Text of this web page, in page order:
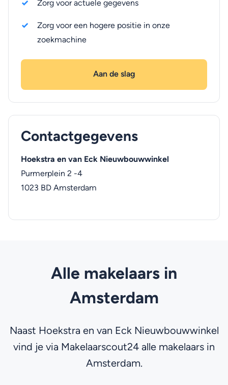
Zorg voor actuele gegevens
Zorg voor een hogere positie in onze
zoekmachine
Aan de slag
Contactgegevens
Hoekstra en van Eck Nieuwbouwwinkel
Purmerplein 2 -4
1023 BD Amsterdam
Alle makelaars in
Amsterdam
Naast Hoekstra en van Eck Nieuwbouwwinkel
vind je via Makelaarscout24 alle makelaars in
Amsterdam.